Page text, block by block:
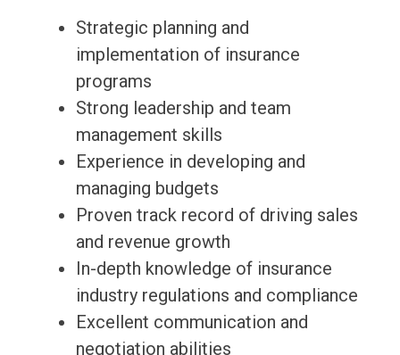
Strategic planning and
implementation of insurance
programs
Strong leadership and team
management skills
Experience in developing and
managing budgets
Proven track record of driving sales
and revenue growth
In-depth knowledge of insurance
industry regulations and compliance
Excellent communication and
negotiation abilities